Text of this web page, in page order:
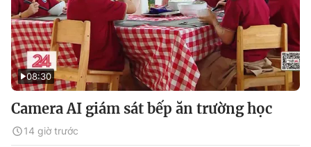
08:30
Camera AI giám sát bếp ăn trường học
14 giờ trước